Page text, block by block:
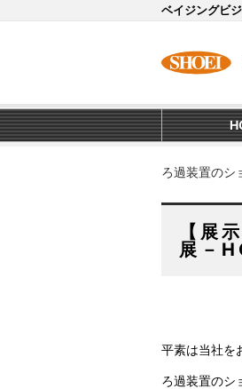
ベイジングビ
ろ過装置のシ
【展
展－
平素は当社を
ろ過装置のシ